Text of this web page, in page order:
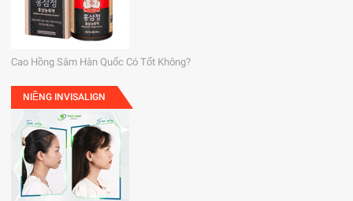
Cao Hồng Sâm Hàn Quốc Có Tốt Không?
NIỀNG INVISALIGN